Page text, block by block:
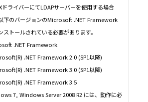
ドライバーにてLDAPサーバーを使用する場合
下のバージョンのMicrosoft .NET Framework
ストールされている必要があります。
.NET Framework
.NET Framework 2.0 (SP1以降)
.NET Framework 3.0 (SP1以降)
.NET Framework 3.5
7, Windows Server 2008 R2 には、動作に必